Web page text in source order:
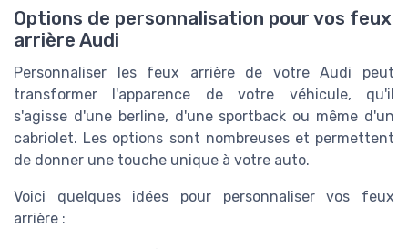
Options de personnalisation pour vos feux
arrière Audi
Personnaliser les feux arrière de votre Audi peut
transformer l'apparence de votre véhicule, qu'il
s'agisse d'une berline, d'une sportback ou même d'un
cabriolet. Les options sont nombreuses et permettent
de donner une touche unique à votre auto.
Voici quelques idées pour personnaliser vos feux
arrière :